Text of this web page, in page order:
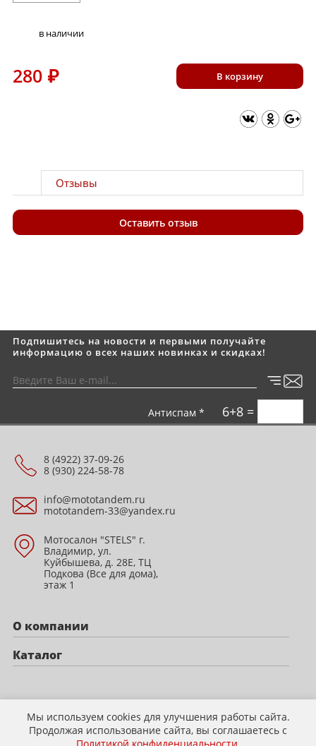
Мы используем cookies для улучшения работы сайта.
Продолжая использование сайта, вы соглашаетесь с
в наличии
280 ₽ В корзину
Отзывы
Оставить отзыв
Подпишитесь на новости и первыми получайте
информацию о всех наших новинках и скидках!
Антиспам * 6+8 =
8 (4922) 37-09-26
8 (930) 224-58-78
info@mototandem.ru
mototandem-33@yandex.ru
Мотосалон "STELS" г.
Владимир, ул.
Куйбышева, д. 28Е, ТЦ
Подкова (Все для дома),
этаж 1
О компании
Каталог
Политика конфиденциальности